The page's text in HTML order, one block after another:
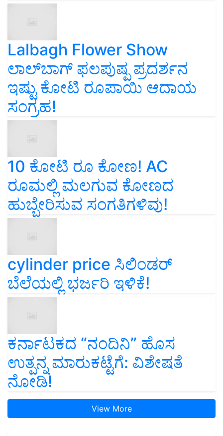
Lalbagh Flower Show
ಲಾಲ್‌ಬಾಗ್ ಫಲಪುಷ್ಪ ಪ್ರದರ್ಶನ
ಇಷ್ಟು ಕೋಟಿ ರೂಪಾಯಿ ಆದಾಯ
ಸಂಗ್ರಹ!
10 ಕೋಟಿ ರೂ ಕೋಣ! AC
ರೂಮಲ್ಲಿ ಮಲಗುವ ಕೋಣದ
ಹುಬ್ಬೇರಿಸುವ ಸಂಗತಿಗಳಿವು!
cylinder price ಸಿಲಿಂಡರ್‌
ಬೆಲೆಯಲ್ಲಿ ಭರ್ಜರಿ ಇಳಿಕೆ!
ಕರ್ನಾಟಕದ “ನಂದಿನಿ” ಹೊಸ
ಉತ್ಪನ್ನ ಮಾರುಕಟ್ಟೆಗೆ: ವಿಶೇಷತೆ
ನೋಡಿ!
View More